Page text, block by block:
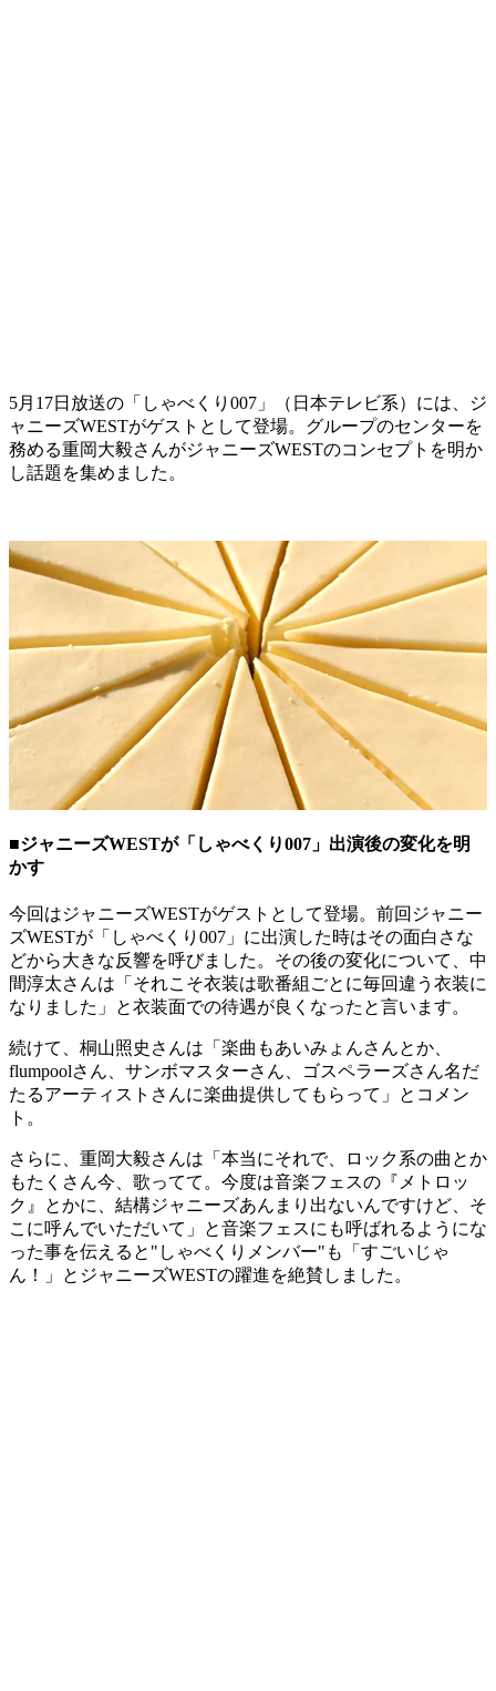
5月17日放送の「しゃべくり007」（日本テレビ系）には、ジ
ャニーズWESTがゲストとして登場。グループのセンターを
務める重岡大毅さんがジャニーズWESTのコンセプトを明か
し話題を集めました。
■ジャニーズWESTが「しゃべくり007」出演後の変化を明
かす
今回はジャニーズWESTがゲストとして登場。前回ジャニー
ズWESTが「しゃべくり007」に出演した時はその面白さな
どから大きな反響を呼びました。その後の変化について、中
間淳太さんは「それこそ衣装は歌番組ごとに毎回違う衣装に
なりました」と衣装面での待遇が良くなったと言います。
続けて、桐山照史さんは「楽曲もあいみょんさんとか、
flumpoolさん、サンボマスターさん、ゴスペラーズさん名だ
たるアーティストさんに楽曲提供してもらって」とコメン
ト。
さらに、重岡大毅さんは「本当にそれで、ロック系の曲とか
もたくさん今、歌ってて。今度は音楽フェスの『メトロッ
ク』とかに、結構ジャニーズあんまり出ないんですけど、そ
こに呼んでいただいて」と音楽フェスにも呼ばれるようにな
った事を伝えると"しゃべくりメンバー"も「すごいじゃ
ん！」とジャニーズWESTの躍進を絶賛しました。